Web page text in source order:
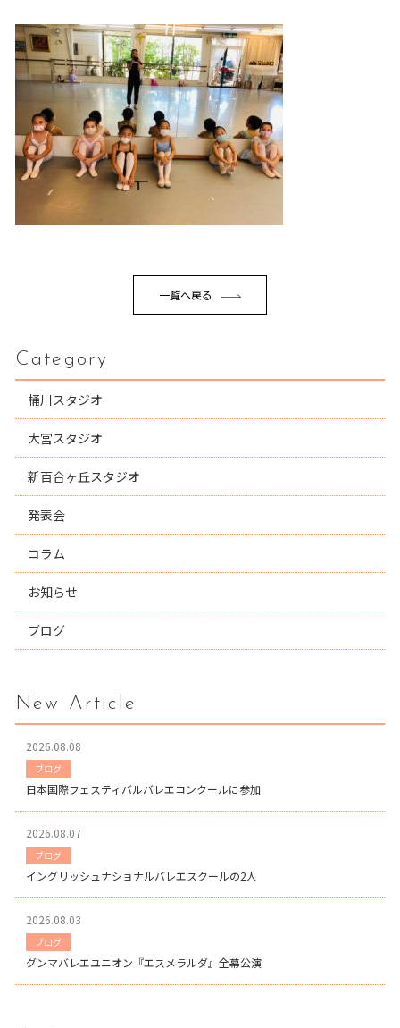
一覧へ戻る
Category
桶川スタジオ
大宮スタジオ
新百合ヶ丘スタジオ
発表会
コラム
お知らせ
ブログ
New Article
2026.08.08
ブログ
日本国際フェスティバルバレエコンクールに参加
2026.08.07
ブログ
イングリッシュナショナルバレエスクールの2人
2026.08.03
ブログ
グンマバレエユニオン『エスメラルダ』全幕公演